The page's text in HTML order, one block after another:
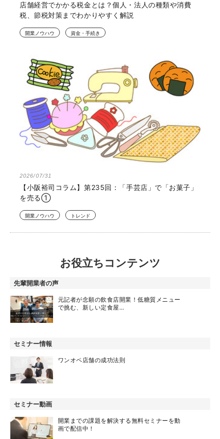
店舗経営でかかる税金とは？個人・法人の種類や消費
税、節税対策までわかりやすく解説
開業ノウハウ 資金・手続き
2026/07/31
【小阪裕司コラム】第235回：「手芸店」で「お菓子」
を売る①
開業ノウハウ トレンド
お役立ちコンテンツ
先輩開業者の声
元記者が念願の飲食店開業！低糖質メニュー
で挑む、新しい定食屋…
セミナー情報
ワンオペ店舗の成功法則
セミナー動画
開業までの課題を解決する無料セミナーを動
画で配信中！